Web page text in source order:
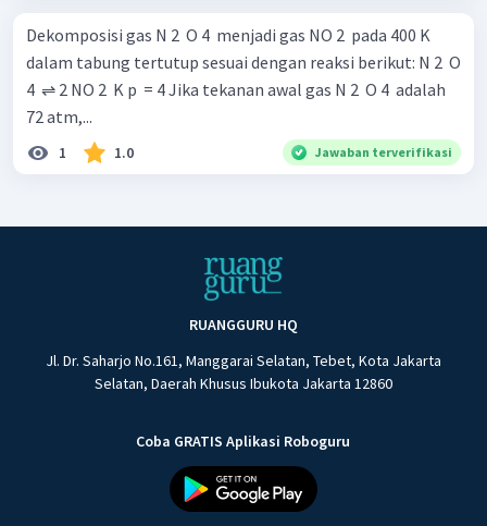
Dekomposisi gas N 2 ​ O 4 ​ menjadi gas NO 2 ​ pada 400 K
dalam tabung tertutup sesuai dengan reaksi berikut: N 2 ​ O
4 ​ ⇌ 2 NO 2 ​ K p ​ = 4 Jika tekanan awal gas N 2 ​ O 4 ​ adalah
72 atm,...
1 1.0 Jawaban terverifikasi
RUANGGURU HQ
Jl. Dr. Saharjo No.161, Manggarai Selatan, Tebet, Kota Jakarta
Selatan, Daerah Khusus Ibukota Jakarta 12860
Coba GRATIS Aplikasi Roboguru